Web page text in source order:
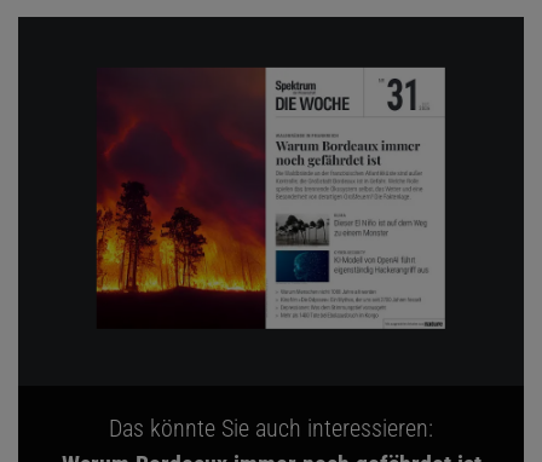
Das könnte Sie auch interessieren: